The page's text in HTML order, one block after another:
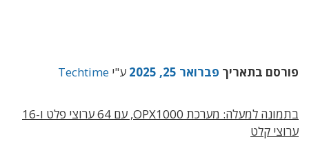
פורסם בתאריך פברואר 25, 2025 ע"י Techtime
בתמונה למעלה: מערכת OPX1000, עם 64 ערוצי פלט ו-16
ערוצי קלט